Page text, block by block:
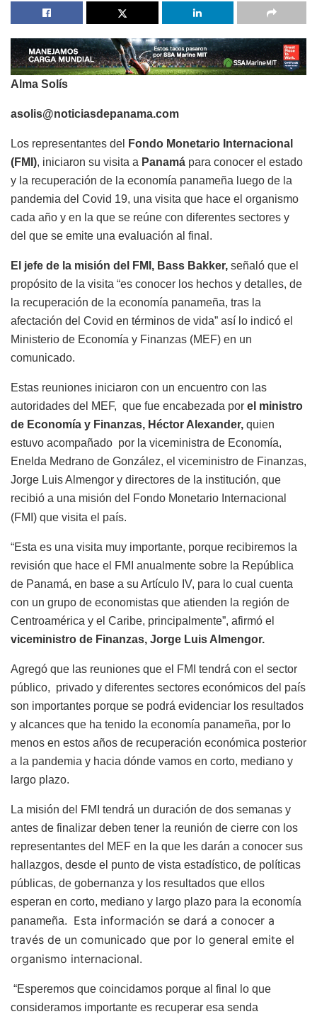
Alma Solís
asolis@noticiasdepanama.com
Los representantes del
Fondo Monetario Internacional
(FMI), iniciaron su visita a Panamá para conocer el estado
y la recuperación de la economía panameña luego de la
pandemia del Covid 19, una visita que hace el organismo
cada año y en la que se reúne con diferentes sectores y
del que se emite una evaluación al final.
El jefe de la misión del FMI, Bass Bakker, señaló que el
propósito de la visita “es conocer los hechos y detalles, de
la recuperación de la economía panameña, tras la
afectación del Covid en términos de vida” así lo indicó el
Ministerio de Economía y Finanzas (MEF) en un
comunicado.
Estas reuniones iniciaron con un encuentro con las
autoridades del MEF, que fue encabezada por el ministro
de Economía y Finanzas, Héctor Alexander, quien
estuvo acompañado por la viceministra de Economía,
Enelda Medrano de González, el viceministro de Finanzas,
Jorge Luis Almengor y directores de la institución, que
recibió a una misión del Fondo Monetario Internacional
(FMI) que visita el país.
“Esta es una visita muy importante, porque recibiremos la
revisión que hace el FMI anualmente sobre la República
de Panamá, en base a su Artículo IV, para lo cual cuenta
con un grupo de economistas que atienden la región de
Centroamérica y el Caribe, principalmente”, afirmó el
viceministro de Finanzas, Jorge Luis Almengor.
Agregó que las reuniones que el FMI tendrá con el sector
público, privado y diferentes sectores económicos del país
son importantes porque se podrá evidenciar los resultados
y alcances que ha tenido la economía panameña, por lo
menos en estos años de recuperación económica posterior
a la pandemia y hacia dónde vamos en corto, mediano y
largo plazo.
La misión del FMI tendrá un duración de dos semanas y
antes de finalizar deben tener la reunión de cierre con los
representantes del MEF en la que les darán a conocer sus
hallazgos, desde el punto de vista estadístico, de políticas
públicas, de gobernanza y los resultados que ellos
esperan en corto, mediano y largo plazo para la economía
panameña.
Esta información se dará a conocer a
través de un comunicado que por lo general emite el
organismo internacional.
“Esperemos que coincidamos porque al final lo que
consideramos importante es recuperar esa senda